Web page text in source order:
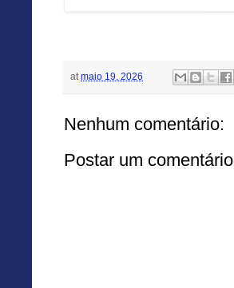
at maio 19, 2026
Nenhum comentário:
Postar um comentário